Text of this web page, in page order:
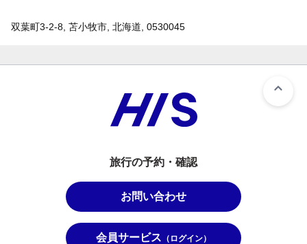
双葉町3-2-8, 苫小牧市, 北海道, 0530045
旅行の予約・確認
お問い合わせ
会員サービス （ログイン）